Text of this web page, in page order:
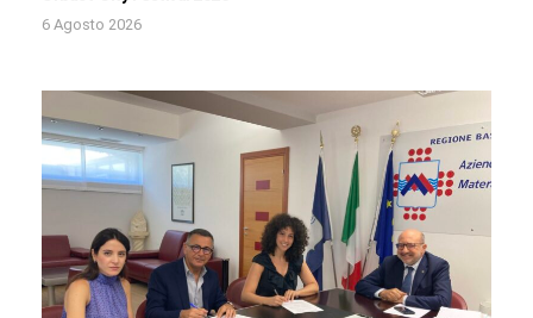
6 Agosto 2026